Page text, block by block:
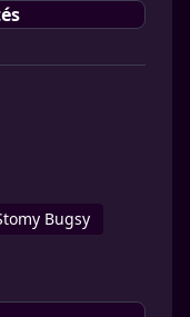
Bugsy